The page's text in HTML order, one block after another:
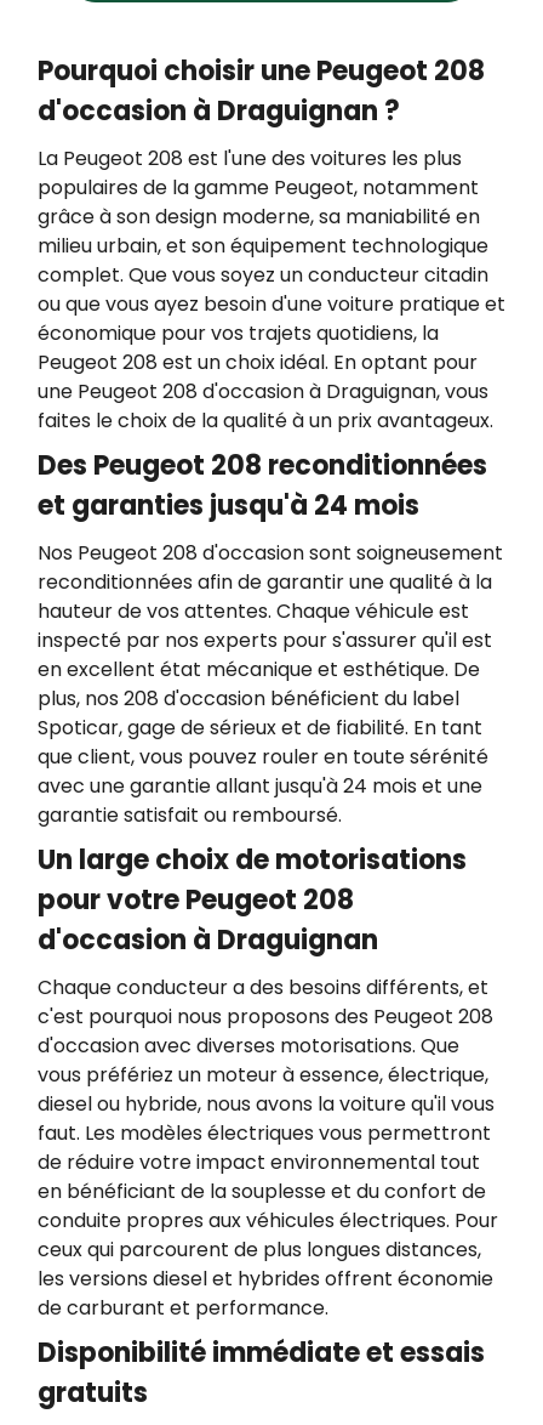
Pourquoi choisir une Peugeot 208
d'occasion à Draguignan ?
La Peugeot 208 est l'une des voitures les plus
populaires de la gamme Peugeot, notamment
grâce à son design moderne, sa maniabilité en
milieu urbain, et son équipement technologique
complet. Que vous soyez un conducteur citadin
ou que vous ayez besoin d'une voiture pratique et
économique pour vos trajets quotidiens, la
Peugeot 208 est un choix idéal. En optant pour
une Peugeot 208 d'occasion à Draguignan, vous
faites le choix de la qualité à un prix avantageux.
Des Peugeot 208 reconditionnées
et garanties jusqu'à 24 mois
Nos Peugeot 208 d'occasion sont soigneusement
reconditionnées afin de garantir une qualité à la
hauteur de vos attentes. Chaque véhicule est
inspecté par nos experts pour s'assurer qu'il est
en excellent état mécanique et esthétique. De
plus, nos 208 d'occasion bénéficient du label
Spoticar, gage de sérieux et de fiabilité. En tant
que client, vous pouvez rouler en toute sérénité
avec une garantie allant jusqu'à 24 mois et une
garantie satisfait ou remboursé.
Un large choix de motorisations
pour votre Peugeot 208
d'occasion à Draguignan
Chaque conducteur a des besoins différents, et
c'est pourquoi nous proposons des Peugeot 208
d'occasion avec diverses motorisations. Que
vous préfériez un moteur à essence, électrique,
diesel ou hybride, nous avons la voiture qu'il vous
faut. Les modèles électriques vous permettront
de réduire votre impact environnemental tout
en bénéficiant de la souplesse et du confort de
conduite propres aux véhicules électriques. Pour
ceux qui parcourent de plus longues distances,
les versions diesel et hybrides offrent économie
de carburant et performance.
Disponibilité immédiate et essais
gratuits